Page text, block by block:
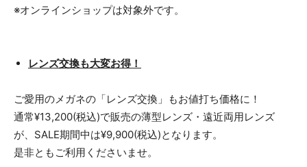
※オンラインショップは対象外です。
レンズ交換も大変お得！
ご愛用のメガネの「レンズ交換」もお値打ち価格に！
通常¥13,200(税込)で販売の薄型レンズ・遠近両用レンズ
が、SALE期間中は¥9,900(税込)となります。
是非ともご利用くださいませ。